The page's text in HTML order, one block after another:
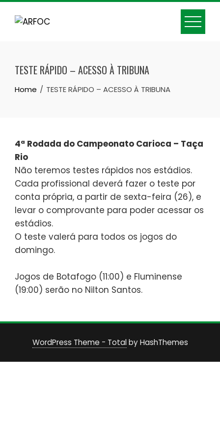
Skip
TESTE RÁPIDO – ACESSO À TRIBUNA
Home TESTE RÁPIDO – ACESSO À TRIBUNA
4ª Rodada do Campeonato Carioca – Taça
Rio
Não teremos testes rápidos nos estádios.
Cada profissional deverá fazer o teste por
conta própria, a partir de sexta-feira (26), e
levar o comprovante para poder acessar os
estádios.
O teste valerá para todos os jogos do
domingo.
Jogos de Botafogo (11:00) e Fluminense
(19:00) serão no Nilton Santos.
WordPress Theme - Totalby HashThemes